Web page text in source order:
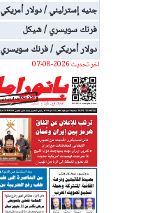
جنيه إسترليني / دولار أمريكي
فرنك سويسري / شيكل
دولار أمريكي / فرنك سويسري
اخر تحديث 2026-08-07